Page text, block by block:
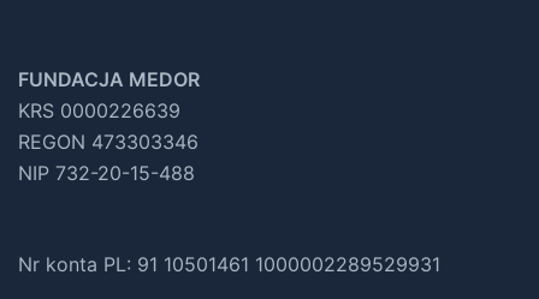
FUNDACJA MEDOR
KRS 0000226639
REGON 473303346
NIP 732-20-15-488
Nr konta PL: 91 10501461 1000002289529931